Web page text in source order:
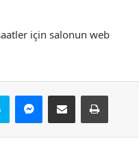
için salonun web
Skype Messenger
E-Posta ile paylaş Yazdır